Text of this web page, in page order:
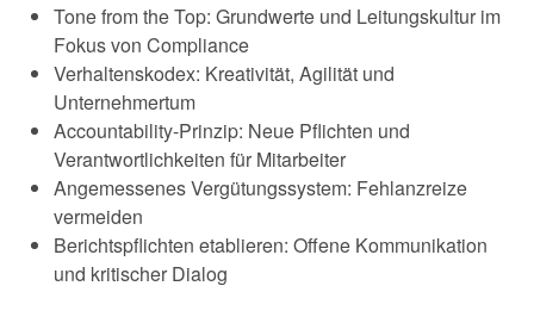
Tone from the Top: Grundwerte und Leitungskultur im
Fokus von Compliance
Verhaltenskodex: Kreativität, Agilität und
Unternehmertum
Accountability-Prinzip: Neue Pflichten und
Verantwortlichkeiten für Mitarbeiter
Angemessenes Vergütungssystem: Fehlanzreize
vermeiden
Berichtspflichten etablieren: Offene Kommunikation
und kritischer Dialog